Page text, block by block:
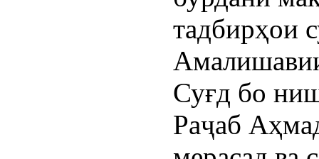
тадбирҳои
Суғд бо
Раҷаб